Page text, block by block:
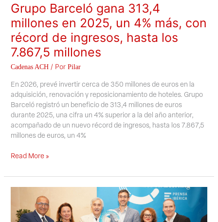
Grupo Barceló gana 313,4
millones en 2025, un 4% más, con
récord de ingresos, hasta los
7.867,5 millones
Cadenas ACH/ Por Pilar
En 2026, prevé invertir cerca de 350 millones de euros en la
adquisición, renovación y reposicionamiento de hoteles. Grupo
Barceló registró un beneficio de 313,4 millones de euros
durante 2025, una cifra un 4% superior a la del año anterior,
acompañado de un nuevo récord de ingresos, hasta los 7.867,5
millones de euros, un 4%
Read More »
recibe